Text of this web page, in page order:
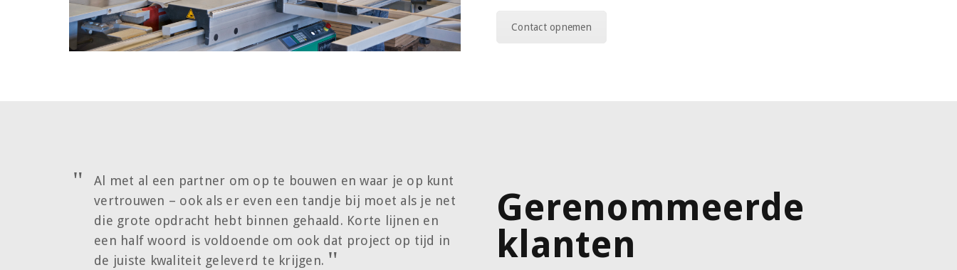
Contact opnemen
Al met al een partner om op te bouwen en waar je op kunt
vertrouwen – ook als er even een tandje bij moet als je net
die grote opdracht hebt binnen gehaald. Korte lijnen en
een half woord is voldoende om ook dat project op tijd in
de juiste kwaliteit geleverd te krijgen.
Gerenommeerde
klanten